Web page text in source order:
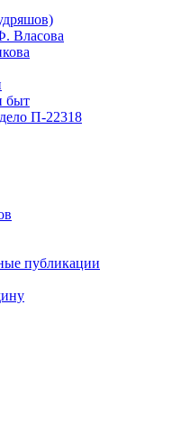
Власова
быт
П-22318
публикации